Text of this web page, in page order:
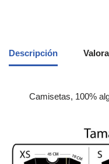
Descripción
Camisetas, 100%